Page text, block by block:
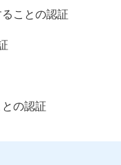
ことの認証
の認証